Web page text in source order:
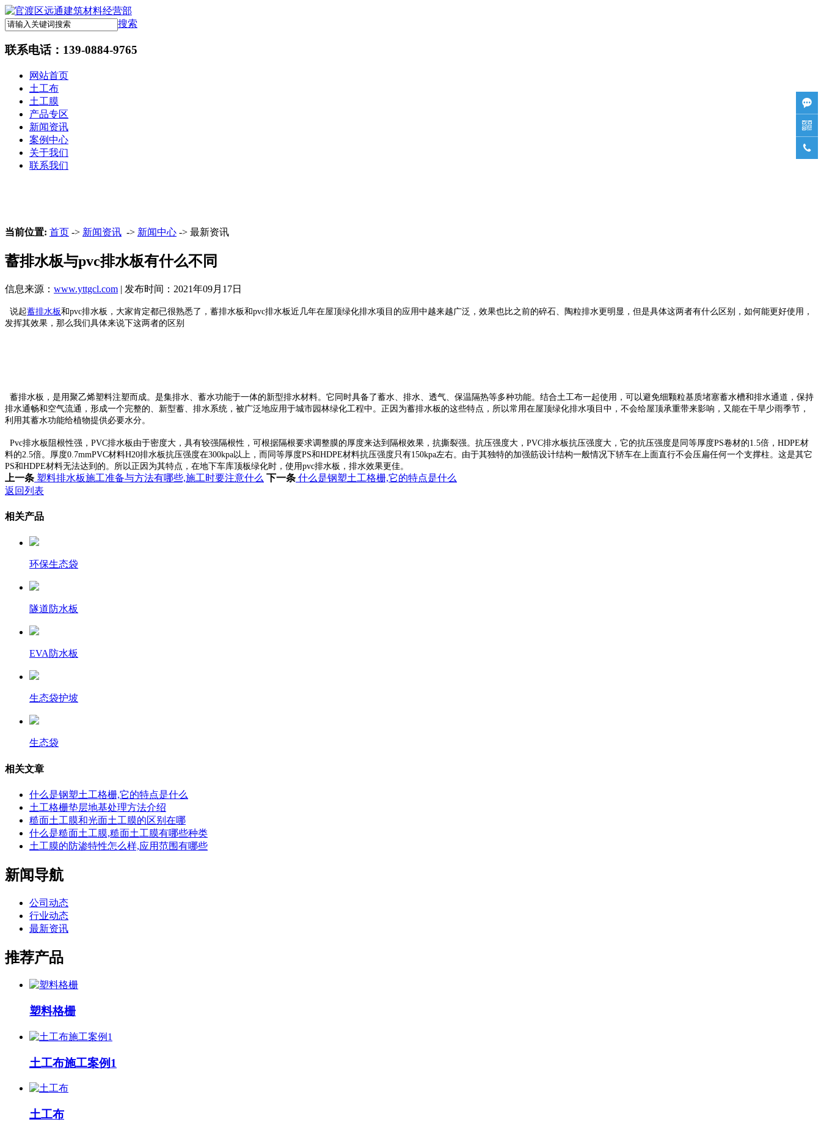
搜索
联系电话： 139-0884-9765
网站首页
土工布
土工膜
产品专区
新闻资讯
案例中心
关于我们
联系我们
当前位置: 首页 -> 新闻资讯 -> 新闻中心 -> 最新资讯
蓄排水板与pvc排水板有什么不同
信息来源： www.yttgcl.com | 发布时间：2021年09月17日
说起蓄排水板和pvc排水板，大家肯定都已很熟悉了，蓄排水板和pvc排水板近几年在屋顶绿化排水项目的应用中越来越广泛，效果也比之前的碎石、陶粒排水更明显，但是具体这两者有什么区别，如何能更好使用，
发挥其效果，那么我们具体来说下这两者的区别
蓄排水板，是用聚乙烯塑料注塑而成。是集排水、蓄水功能于一体的新型排水材料。它同时具备了蓄水、排水、透气、保温隔热等多种功能。结合土工布一起使用，可以避免细颗粒基质堵塞蓄水槽和排水通道，保持
排水通畅和空气流通，形成一个完整的、新型蓄、排水系统，被广泛地应用于城市园林绿化工程中。正因为蓄排水板的这些特点，所以常用在屋顶绿化排水项目中，不会给屋顶承重带来影响，又能在干旱少雨季节，
利用其蓄水功能给植物提供必要水分。
Pvc排水板阻根性强，PVC排水板由于密度大，具有较强隔根性，可根据隔根要求调整膜的厚度来达到隔根效果，抗撕裂强。抗压强度大，PVC排水板抗压强度大，它的抗压强度是同等厚度PS卷材的1.5倍，HDPE材
料的2.5倍。厚度0.7mmPVC材料H20排水板抗压强度在300kpa以上，而同等厚度PS和HDPE材料抗压强度只有150kpa左右。由于其独特的加强筋设计结构一般情况下轿车在上面直行不会压扁任何一个支撑柱。这是其它
PS和HDPE材料无法达到的。所以正因为其特点，在地下车库顶板绿化时，使用pvc排水板，排水效果更佳。
上一条 塑料排水板施工准备与方法有哪些,施工时要注意什么 下一条 什么是钢塑土工格栅,它的特点是什么
返回列表
相关产品
环保生态袋
隧道防水板
EVA防水板
生态袋护坡
生态袋
相关文章
什么是钢塑土工格栅,它的特点是什么
土工格栅垫层地基处理方法介绍
糙面土工膜和光面土工膜的区别在哪
什么是糙面土工膜,糙面土工膜有哪些种类
土工膜的防渗特性怎么样,应用范围有哪些
新闻导航
公司动态
行业动态
最新资讯
推荐产品
塑料格栅
土工布施工案例1
土工布


